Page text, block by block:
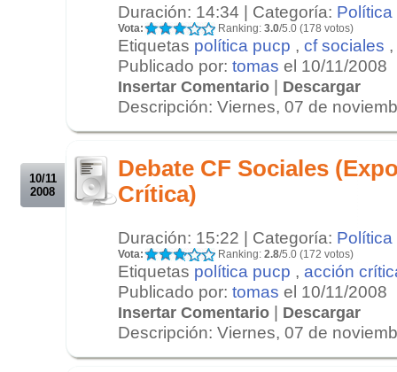
Duración: 14:34 | Categoría: Política
Vota: Ranking: 3.0/5.0 (178 votos)
Etiquetas política pucp , cf sociales ,
Publicado por: tomas el 10/11/2008
Insertar Comentario | Descargar
Descripción: Viernes, 07 de
10/11
2008
Debate CF Sociales
Crítica)
Duración: 15:22 | Categoría: Política
Vota: Ranking: 2.8/5.0 (172 votos)
Etiquetas política pucp , acción
Publicado por: tomas el 10/11/2008
Insertar Comentario | Descargar
Descripción: Viernes, 07 de